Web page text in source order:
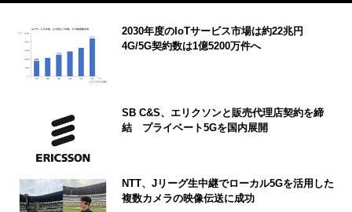
2030年度のIoTサービス市場は約22兆円
4G/5G契約数は1億5200万件へ
SB C&S、エリクソンと販売代理店契約を締
結 プライベート5Gを国内展開
NTT、Jリーグ生中継でローカル5Gを活用した
複数カメラの映像伝送に成功